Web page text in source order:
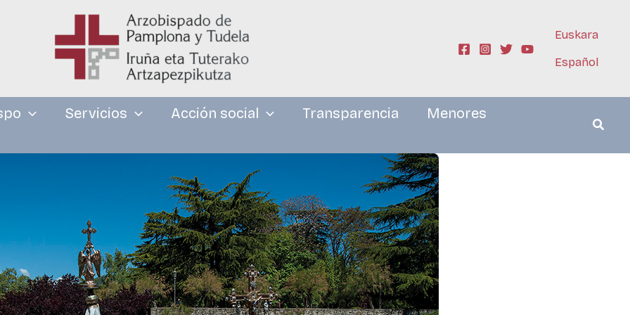
Euskara
Español
Servicios Acción social Transparencia
Menores